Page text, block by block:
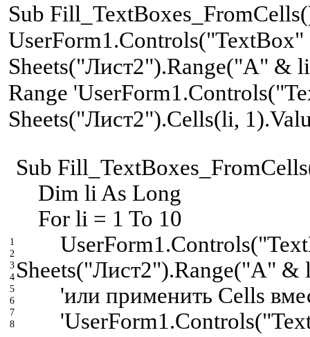
Sub
Sheets("Лист2").Range("A" &
Range
Sheets("Лист2").Cells(li,
1
2
3
4
5
6
7
8
Sub
Dim li As Long
For li = 1 To 10
Sheets("Лист2").Range("A" &
'или применить Cells